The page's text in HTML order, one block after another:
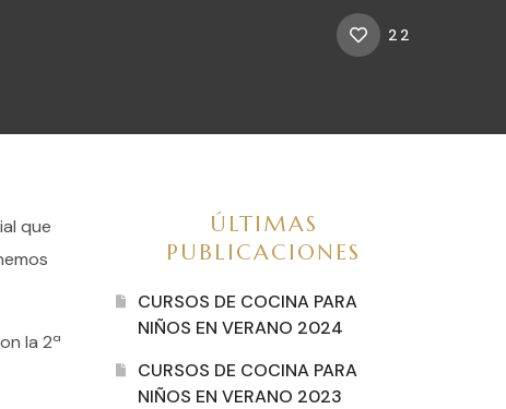
22
que
la 2ª
ÚLTIMAS
PUBLICACIONES
CURSOS DE COCINA PARA
NIÑOS EN VERANO 2024
CURSOS DE COCINA PARA
NIÑOS EN VERANO 2023